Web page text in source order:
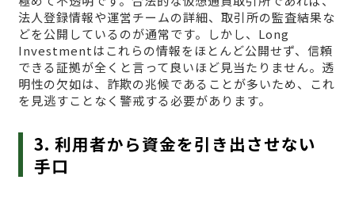
法人登録情報や運営チームの詳細、取引所の監査結果な
どを公開しているのが通常です。しかし、Long
Investmentはこれらの情報をほとんど公開せず、信頼
できる証拠が全くと言って良いほど見当たりません。透
明性の欠如は、詐欺の兆候であることが多いため、これ
を見逃すことなく警戒する必要があります。
3. 利用者から資金を引き出させない
手口